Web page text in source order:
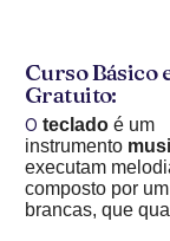
Curso Básico
Gratuito:
O teclado é um
instrumento
executam
composto por
brancas, que